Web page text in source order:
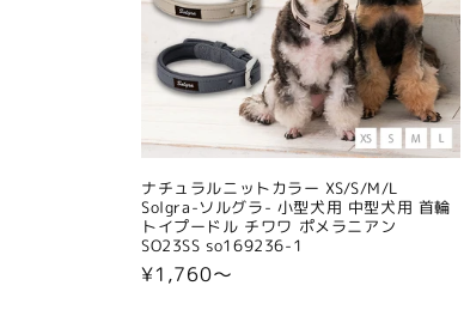
ナチュラルニットカラー XS/S/M/L
Solgra-ソルグラ- 小型犬用 中型犬用 首輪
トイプードル チワワ ポメラニアン
SO23SS so169236-1
通
¥1,760〜